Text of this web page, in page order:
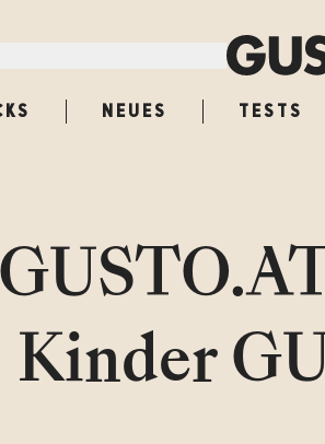
NEUES TESTS
Kinder